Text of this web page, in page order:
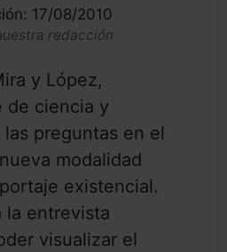
17/08/2010
redacción
y López,
de ciencia y
preguntas en el
modalidad
existencial.
la entrevista
visualizar el